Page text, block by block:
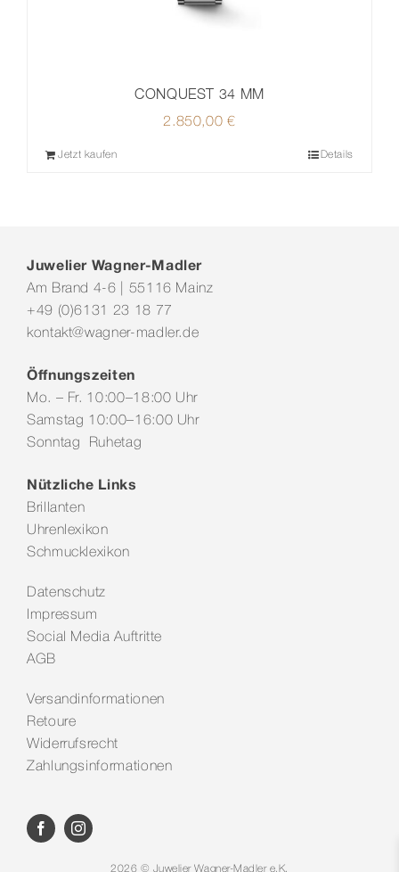
CONQUEST 34 MM
2.850,00€
Jetzt kaufen Details
Juwelier Wagner-Madler
Am Brand 4-6 | 55116 Mainz
+49 (0)6131 23 18 77
kontakt@wagner-madler.de
Öffnungszeiten
Mo. – Fr. 10:00–18:00 Uhr
Samstag 10:00–16:00 Uhr
Sonntag Ruhetag
Nützliche Links
Brillanten
Uhrenlexikon
Schmucklexikon
Datenschutz
Impressum
Social Media Auftritte
AGB
Versandinformationen
Retoure
Widerrufsrecht
Zahlungsinformationen
2026 © Juwelier Wagner-Madler e.K.